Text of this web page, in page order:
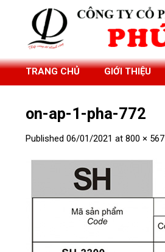
TRANG CHỦ GIỚI THIỆU
on-ap-1-pha-772
Published 06/01/2021 at 800 × 567